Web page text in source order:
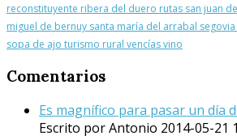
reconstituyente ribera del duero rutas san juan
miguel de bernuy santa maría del arrabal segovia
sopa de ajo turismo rural vencíasvino
Comentarios
Es magnífico para pasar un día
Escrito por Antonio 2014-05-21